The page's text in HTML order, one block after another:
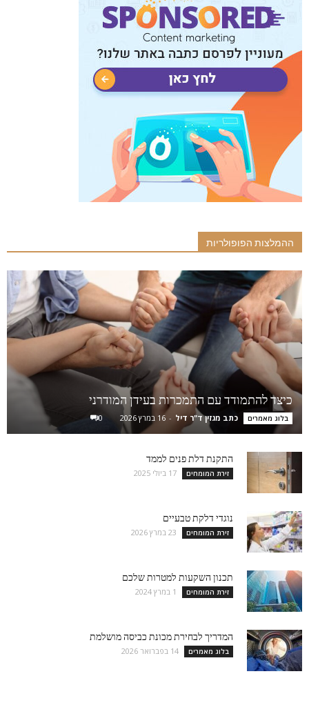
ההמלצות הפופולריות
כיצד להתמודד עם התמכרות בעידן המודרני
בלוג מאמרים כתב מגזין ד"ר דיל - 16 במרץ 2026 0
התקנת דלת פנים לממד
זירת המומחים 17 ביולי 2025
נוגדי דלקת טבעיים
זירת המומחים 23 במרץ 2026
תכנון השקעות למטרות שלכם
זירת המומחים 1 במרץ 2024
המדריך לבחירת מכונת כביסה מושלמת
בלוג מאמרים 14 בפברואר 2026